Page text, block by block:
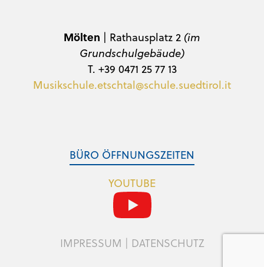
Mölten | Rathausplatz 2 (im
Grundschulgebäude)
T. +39 0471 25 77 13
Musikschule.etschtal@schule.suedtirol.it
BÜRO ÖFFNUNGSZEITEN
YOUTUBE
IMPRESSUM | DATENSCHUTZ